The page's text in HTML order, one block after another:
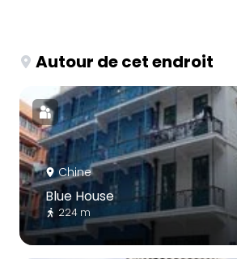
Autour de cet endroit
Chine
Blue House
224 m